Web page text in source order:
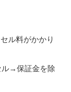
ル料がかかり
ル→保証金を除